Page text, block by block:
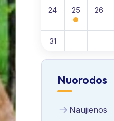
24 25 26
31
Nuorodos
Naujienos